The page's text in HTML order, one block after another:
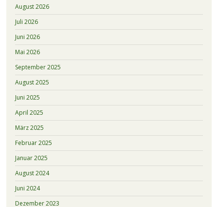
August 2026
Juli 2026
Juni 2026
Mai 2026
September 2025
August 2025
Juni 2025
April 2025
März 2025
Februar 2025
Januar 2025
August 2024
Juni 2024
Dezember 2023